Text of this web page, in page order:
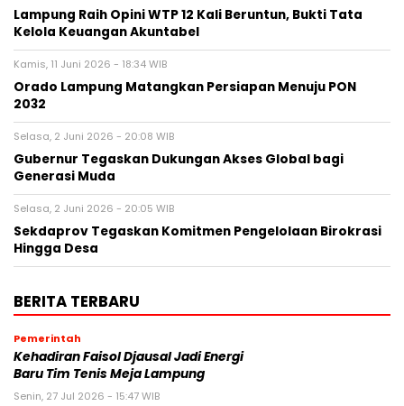
Lampung Raih Opini WTP 12 Kali Beruntun, Bukti Tata
Kelola Keuangan Akuntabel
Kamis, 11 Juni 2026 - 18:34 WIB
Orado Lampung Matangkan Persiapan Menuju PON
2032
Selasa, 2 Juni 2026 - 20:08 WIB
Gubernur Tegaskan Dukungan Akses Global bagi
Generasi Muda
Selasa, 2 Juni 2026 - 20:05 WIB
Sekdaprov Tegaskan Komitmen Pengelolaan Birokrasi
Hingga Desa
BERITA TERBARU
Pemerintah
Kehadiran Faisol Djausal Jadi Energi
Baru Tim Tenis Meja Lampung
Senin, 27 Jul 2026 - 15:47 WIB